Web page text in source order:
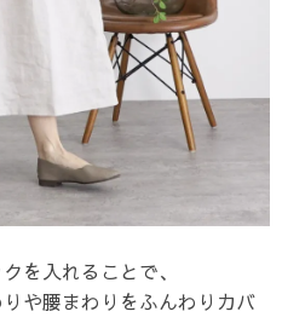
を入れることで、
や腰まわりをふんわりカバ